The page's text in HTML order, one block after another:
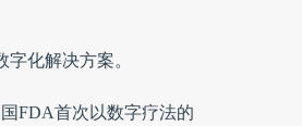
化解决方案。
FDA首次以数字疗法的